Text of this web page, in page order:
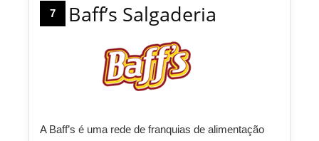
7 Baff’s Salgaderia
A Baff’s é uma rede de franquias de alimentação